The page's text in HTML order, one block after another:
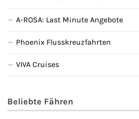
A-ROSA: Last Minute Angebote
Phoenix Flusskreuzfahrten
VIVA Cruises
Beliebte Fähren